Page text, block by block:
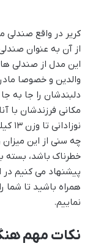
کریر در واقع
از آن به عنوان
این مدل از صندلی
والدین و خصوصا
دلبندشان را جا به
مکانی فرزندشان با
چه سنی از این
خطرناک باشد، بسته
پیشنهاد می کنیم در
همراه باشید تا شما
نماییم.
نکات مهم